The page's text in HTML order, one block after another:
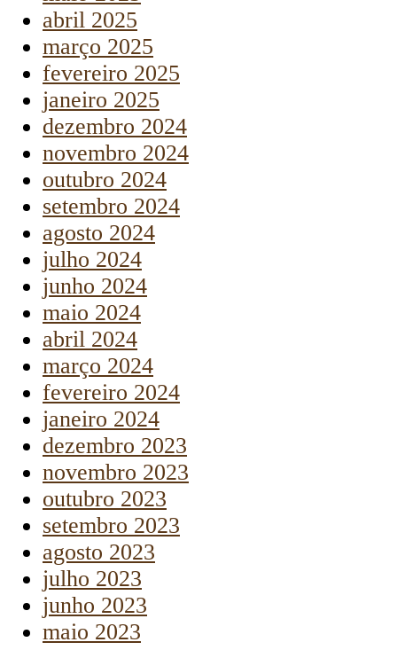
abril 2025
março 2025
fevereiro 2025
janeiro 2025
dezembro 2024
novembro 2024
outubro 2024
setembro 2024
agosto 2024
julho 2024
junho 2024
maio 2024
abril 2024
março 2024
fevereiro 2024
janeiro 2024
dezembro 2023
novembro 2023
outubro 2023
setembro 2023
agosto 2023
julho 2023
junho 2023
maio 2023